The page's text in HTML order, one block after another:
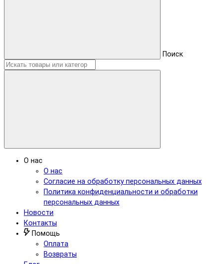
Поиск
О нас
О нас
Согласие на обработку персональных данных
Политика конфиденциальности и обработки
персональных данных
Новости
Контакты
Помощь
Оплата
Возвраты